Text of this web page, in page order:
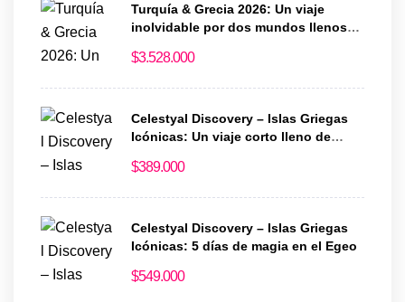
Turquía & Grecia 2026: Un viaje
inolvidable por dos mundos llenos
$3.528.000
Celestyal Discovery – Islas Griegas
Icónicas: Un viaje corto lleno de
$389.000
Celestyal Discovery – Islas Griegas
Icónicas: 5 días de magia en el Egeo
$549.000